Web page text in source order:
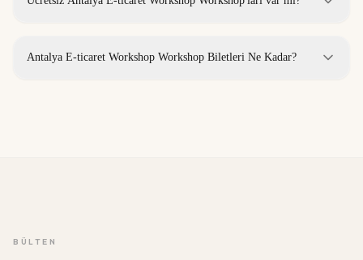
Antalya E-ticaret Workshop Workshop Biletleri Ne Kadar?
BÜLTEN